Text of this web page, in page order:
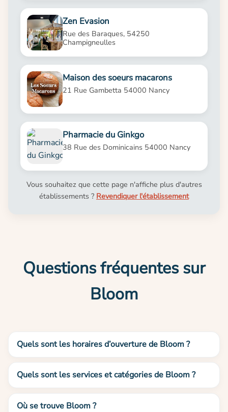
Zen Evasion
Rue des Baraques, 54250
Champigneulles
Maison des soeurs macarons
21 Rue Gambetta 54000 Nancy
Pharmacie du Ginkgo
38 Rue des Dominicains 54000 Nancy
Vous souhaitez que cette page n'affiche plus d'autres
établissements ? Revendiquer l'établissement
Questions fréquentes sur
Bloom
Quels sont les horaires d’ouverture de Bloom ?
Quels sont les services et catégories de Bloom ?
Où se trouve Bloom ?